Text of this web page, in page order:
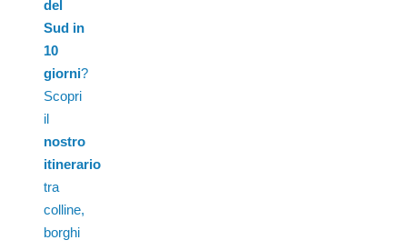
del
Sud in
10
giorni?
Scopri
il
nostro
itinerario
tra
colline,
borghi